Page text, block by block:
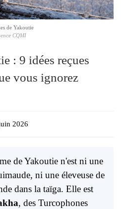
de Yakoutie
CQMI
: 9 idées reçues
vous ignorez
2026
de Yakoutie n'est ni une
ni une éleveuse de
dans la taïga. Elle est
, des Turcophones